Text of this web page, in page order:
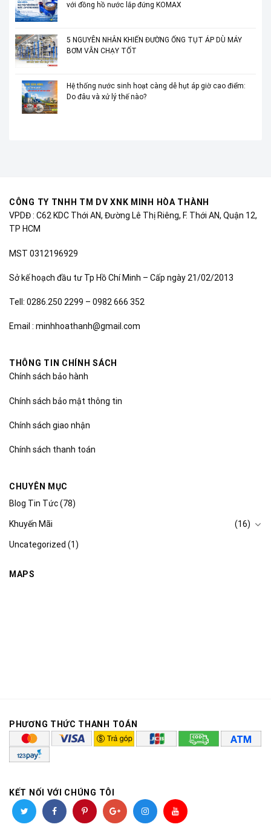
với đồng hồ nước lắp đứng KOMAX
5 NGUYÊN NHÂN KHIẾN ĐƯỜNG ỐNG TỤT ÁP DÙ MÁY
BƠM VẪN CHẠY TỐT
Hệ thống nước sinh hoạt càng dễ hụt áp giờ cao điểm:
Do đâu và xử lý thế nào?
CÔNG TY TNHH TM DV XNK MINH HÒA THÀNH
VPDĐ : C62 KDC Thới AN, Đường Lê Thị Riêng, F. Thới AN, Quận 12,
TP HCM
MST 0312196929
Sở kế hoạch đầu tư Tp Hồ Chí Minh – Cấp ngày 21/02/2013
Tell: 0286.250 2299 – 0982 666 352
Email : minhhoathanh@gmail.com
THÔNG TIN CHÍNH SÁCH
Chính sách bảo hành
Chính sách bảo mật thông tin
Chính sách giao nhận
Chính sách thanh toán
CHUYÊN MỤC
Blog Tin Tức(78)
Khuyến Mãi (16)
Uncategorized (1)
MAPS
PHƯƠNG THỨC THANH TOÁN
KẾT NỐI VỚI CHÚNG TÔI